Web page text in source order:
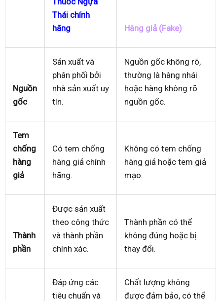
Thái chính
hãng
Hàng giả (Fake)
Nguồn
gốc
Sản xuất và
phân phối bởi
nhà sản xuất uy
tín.
Nguồn gốc không rõ,
thường là hàng nhái
hoặc hàng không rõ
nguồn gốc.
Tem
chống
hàng
giả
Có tem chống
hàng giả chính
hãng.
Không có tem chống
hàng giả hoặc tem giả
mạo.
Thành
phần
Được sản xuất
theo công thức
và thành phần
chính xác.
Thành phần có thể
không đúng hoặc bị
thay đổi.
Đáp ứng các
tiêu chuẩn và
Chất lượng không
được đảm bảo, có thể